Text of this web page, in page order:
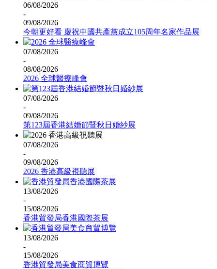
06/08/2026
-
09/08/2026
今朝更好看 慶祝中國共產黨成立105周年名家作品展
07/08/2026
-
08/08/2026
2026 全球醫療峰會
07/08/2026
-
09/08/2026
第123屆香港結婚節暨秋日婚紗展
07/08/2026
-
09/08/2026
2026 香港高級視聽展
13/08/2026
-
15/08/2026
香港貿發局香港國際茶展
13/08/2026
-
15/08/2026
香港貿發局美食商貿博覽